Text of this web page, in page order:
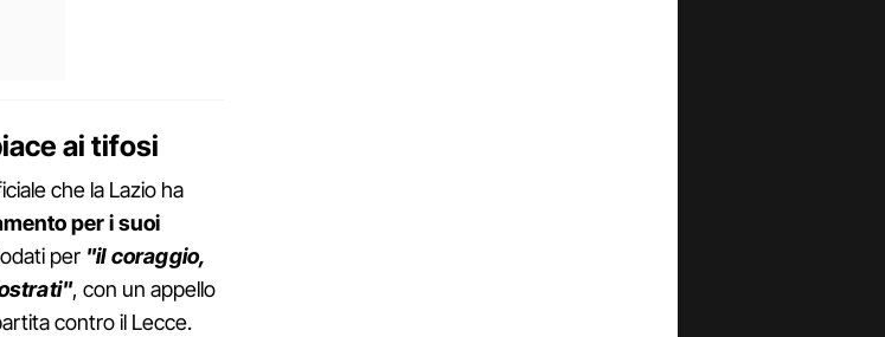
ai tifosi
che la Lazio ha
per i suoi
per "il coraggio,
, con un appello
contro il Lecce.